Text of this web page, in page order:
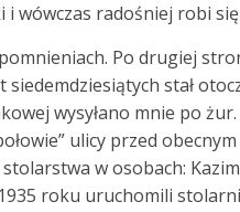
i wówczas radośniej robi
Po drugiej
siedemdziesiątych stał
wysyłano mnie po
ulicy przed
w osobach:
roku uruchomili